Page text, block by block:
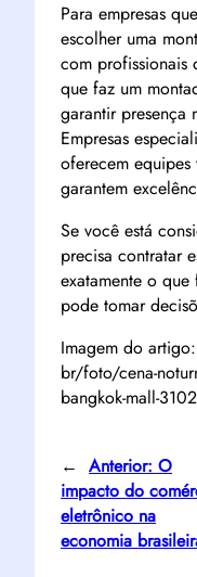
Para empresas
escolher uma
com profissionais
que faz um
garantir presença
Empresas
oferecem equipes
garantem
Se você está
precisa contratar
exatamente o
pode tomar
Imagem do
br/foto/cena-
bangkok-mall-
← Anterior: O
impacto do
eletrônico na
economia